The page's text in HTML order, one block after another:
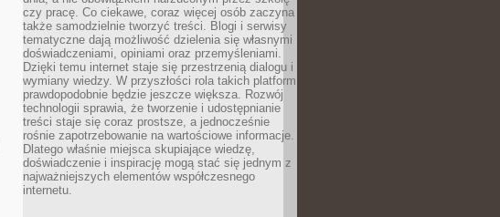
czy pracę. Co ciekawe, coraz więcej osób zaczyna
także samodzielnie tworzyć treści. Blogi i serwisy
tematyczne dają możliwość dzielenia się własnymi
doświadczeniami, opiniami oraz przemyśleniami.
Dzięki temu internet staje się przestrzenią dialogu i
wymiany wiedzy. W przyszłości rola takich platform
prawdopodobnie będzie jeszcze większa. Rozwój
technologii sprawia, że tworzenie i udostępnianie
treści staje się coraz prostsze, a jednocześnie
rośnie zapotrzebowanie na wartościowe informacje.
Dlatego właśnie miejsca skupiające wiedzę,
doświadczenie i inspirację mogą stać się jednym z
najważniejszych elementów współczesnego
internetu.